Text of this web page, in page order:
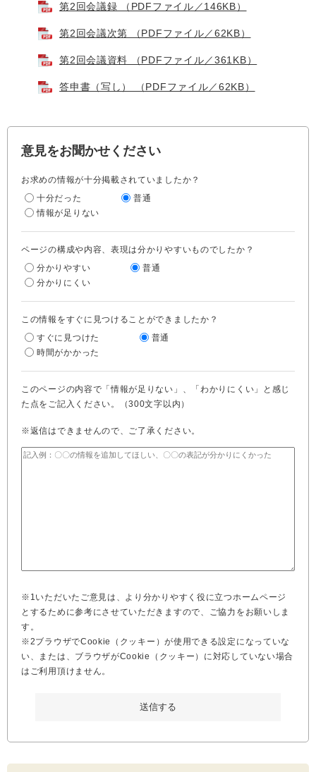
第2回会議録 （PDFファイル／146KB）
第2回会議次第 （PDFファイル／62KB）
第2回会議資料 （PDFファイル／361KB）
答申書（写し） （PDFファイル／62KB）
意見をお聞かせください
お求めの情報が十分掲載されていましたか？
十分だった
普通
情報が足りない
ページの構成や内容、表現は分かりやすいものでしたか？
分かりやすい
普通
分かりにくい
この情報をすぐに見つけることができましたか？
すぐに見つけた
普通
時間がかかった
このページの内容で「情報が足りない」、「わかりにくい」と感じ
た点をご記入ください。（300文字以内）
※返信はできませんので、ご了承ください。
※1いただいたご意見は、より分かりやすく役に立つホームページ
とするために参考にさせていただきますので、ご協力をお願いしま
す。
※2ブラウザでCookie（クッキー）が使用できる設定になっていな
い、または、ブラウザがCookie（クッキー）に対応していない場合
はご利用頂けません。